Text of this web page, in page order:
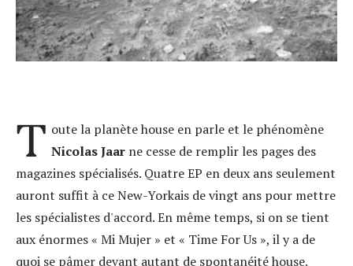
T oute la planète house en parle et le phénomène
Nicolas Jaarne cesse de remplir les pages des
magazines spécialisés. Quatre EP en deux ans seulement
auront suffit à ce New-Yorkais de vingt ans pour mettre
les spécialistes d'accord. En même temps, si on se tient
aux énormes « Mi Mujer » et « Time For Us », il y a de
quoi se pâmer devant autant de spontanéité house.